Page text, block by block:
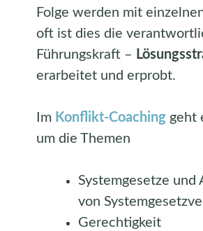
Folge werden mit
oft ist dies die
Führungskraft –
erarbeitet und erprobt.
Im Konflikt-Coaching geht
um die Themen
Systemgesetze und
von
Gerechtigkeit